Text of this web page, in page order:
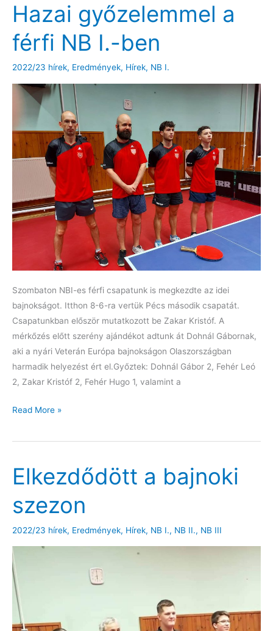
Hazai győzelemmel a
férfi NB I.-ben
2022/23 hírek, Eredmények, Hírek, NB I.
Szombaton NBI-es férfi csapatunk is megkezdte az idei
bajnokságot. Itthon 8-6-ra vertük Pécs második csapatát.
Csapatunkban először mutatkozott be Zakar Kristóf. A
mérkőzés előtt szerény ajándékot adtunk át Dohnál Gábornak,
aki a nyári Veterán Európa bajnokságon Olaszországban
harmadik helyezést ért el.Győztek: Dohnál Gábor 2, Fehér Leó
2, Zakar Kristóf 2, Fehér Hugo 1, valamint a
Hazai
a
NB
I.-
ben
Read More »
Elkezdődött a bajnoki
szezon
2022/23 hírek, Eredmények, Hírek, NB I., NB II., NB III